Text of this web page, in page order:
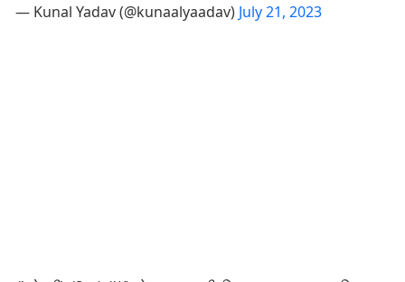
— Kunal Yadav (@kunaalyaadav) July 21, 2023